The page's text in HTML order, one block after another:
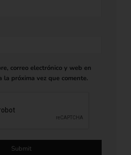
correo electrónico y web en
la próxima vez que comente.